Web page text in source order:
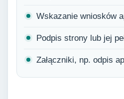
Wskazanie wniosków
Podpis strony lub jej
Załączniki, np. odpis